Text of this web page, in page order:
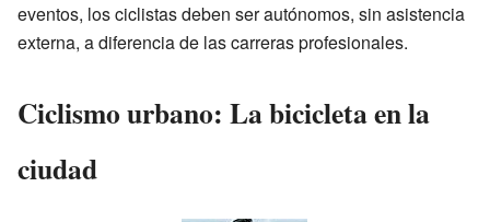
eventos, los ciclistas deben ser autónomos, sin asistencia
externa, a diferencia de las carreras profesionales.
Ciclismo urbano: La bicicleta en la
ciudad